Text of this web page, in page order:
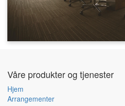
Våre produkter og tjenester
Hjem
Arrangementer